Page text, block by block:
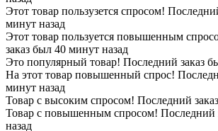
Этот товар пользузется спросом!
минут назад
Этот товар пользуется повышенным
заказ был 40 минут назад
Это популярный товар! Последний заказ
На этот товар повышенный спрос!
минут назад
Товар с высоким спросом! Последний
Товар с повышенным спросом! Последний
назад